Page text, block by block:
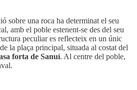
sobre una roca ha determinat el seu
amb el poble estenent-se des del seu
peculiar es reflecteix en un únic
la plaça principal, situada al costat del
forta de Sanuí. Al centre del poble,